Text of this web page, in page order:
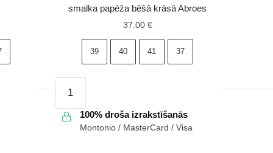
smalka papēža bēšā krāsā Abroes
37.00 €
39 40 41 37
balerīnas
ar
100% droša izrakstīšanās
Montonio / MasterCard / Visa